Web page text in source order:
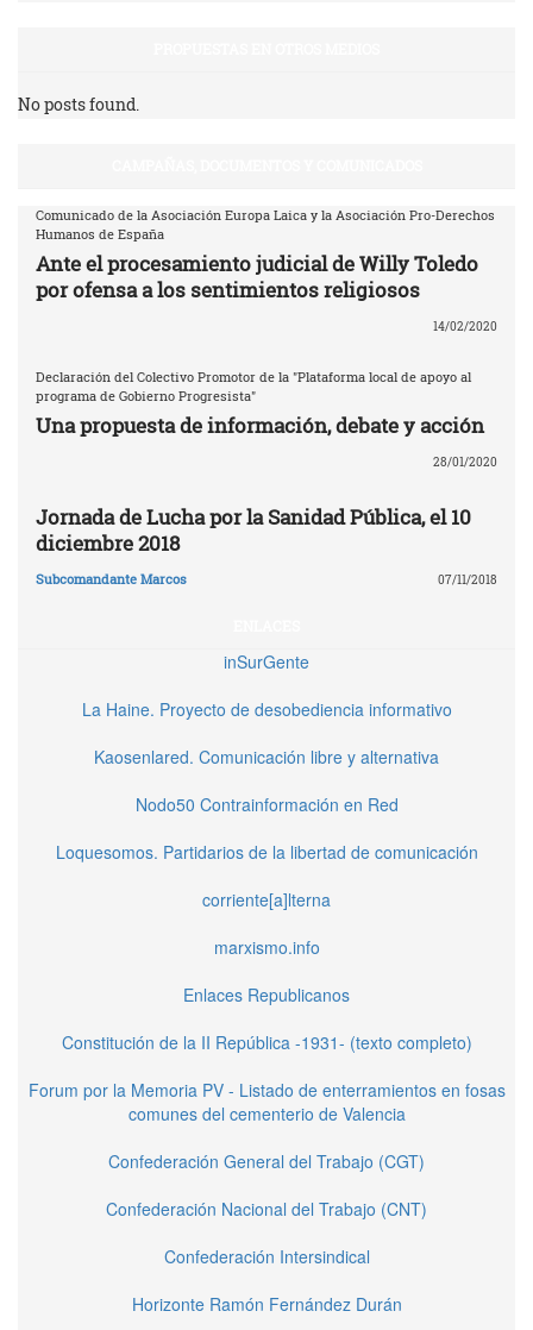
No posts found.
Comunicado de la Asociación Europa Laica y la Asociación Pro-Derechos
Humanos de España
Ante el procesamiento judicial de Willy Toledo
por ofensa a los sentimientos religiosos
14/02/2020
Declaración del Colectivo Promotor de la "Plataforma local de apoyo al
programa de Gobierno Progresista"
Una propuesta de información, debate y acción
28/01/2020
Jornada de Lucha por la Sanidad Pública, el 10
diciembre 2018
Subcomandante Marcos 07/11/2018
inSurGente
La Haine. Proyecto de desobediencia informativo
Kaosenlared. Comunicación libre y alternativa
Nodo50 Contrainformación en Red
Loquesomos. Partidarios de la libertad de comunicación
corriente[a]lterna
marxismo.info
Enlaces Republicanos
Constitución de la II República -1931- (texto completo)
Forum por la Memoria PV - Listado de enterramientos en fosas
comunes del cementerio de Valencia
Confederación General del Trabajo (CGT)
Confederación Nacional del Trabajo (CNT)
Confederación Intersindical
Horizonte Ramón Fernández Durán